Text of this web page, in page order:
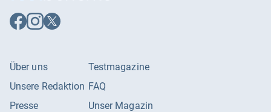
Auf
Facebook
Auf
Instagram
Auf
X
Über uns
Unsere Redaktion
Presse
Testmagazine
FAQ
Unser Magazin